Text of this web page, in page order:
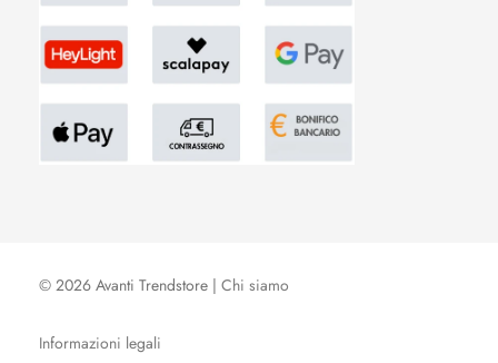
© 2026 Avanti Trendstore | Chi siamo
Informazioni legali